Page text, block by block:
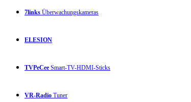
7links Überwachungskameras
ELESION
TVPeCee Smart-TV-HDMI-Sticks
VR-Radio Tuner